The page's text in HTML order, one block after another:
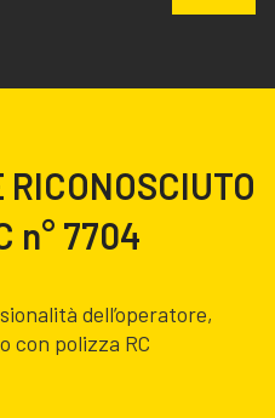
RICONOSCIUTO
n° 7704
dell’operatore,
con polizza RC